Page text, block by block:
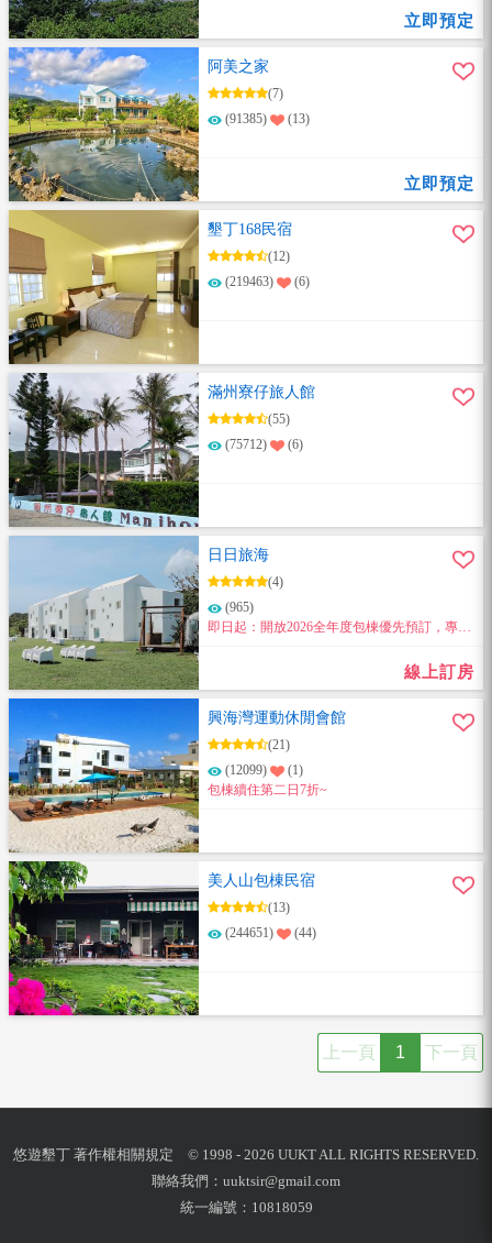
立即預定
阿美之家
(7)
(91385)
(13)
立即預定
墾丁168民宿
(12)
(219463)
(6)
滿州寮仔旅人館
(55)
(75712)
(6)
日日旅海
(4)
(965)
即日起：開放2026全年度包棟優先預訂，專屬
線上訂房
興海灣運動休閒會館
(21)
(12099)
(1)
包棟續住第二日7折~
美人山包棟民宿
(13)
(244651)
(44)
上一頁 1 下一頁
悠遊墾丁 著作權相關規定 © 1998 - 2026 UUKT ALL RIGHTS RESERVED.
聯絡我們： uuktsir@gmail.com
統一編號：10818059